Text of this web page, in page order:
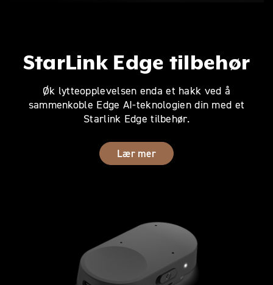
StarLink Edge tilbehør
Øk lytteopplevelsen enda et hakk ved å
sammenkoble Edge AI-teknologien din med et
Starlink Edge tilbehør.
Lær mer